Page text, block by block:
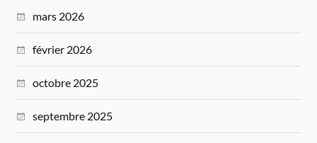
mars 2026
février 2026
octobre 2025
septembre 2025